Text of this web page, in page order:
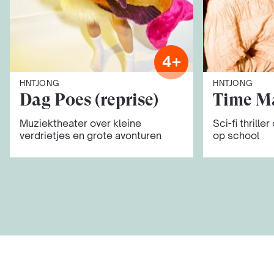
4+
HNTJONG
Dag Poes (reprise)
Muziektheater over kleine
verdrietjes en grote avonturen
HNTJONG
Time
Sci-fi thriller
op school